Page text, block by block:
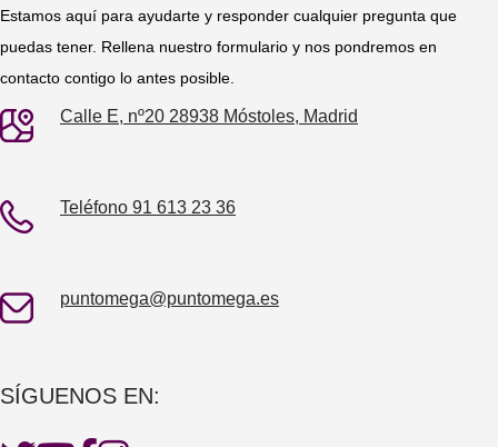
Estamos aquí para ayudarte y responder cualquier pregunta que
puedas tener. Rellena nuestro formulario y nos pondremos en
contacto contigo lo antes posible.
Calle E, nº20 28938 Móstoles, Madrid
Teléfono 91 613 23 36
puntomega@puntomega.es
SÍGUENOS EN: